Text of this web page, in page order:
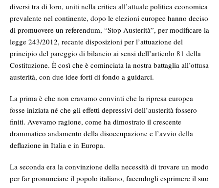
diversi tra di loro, uniti nella critica all’attuale politica economica
prevalente nel continente, dopo le elezioni europee hanno deciso
di promuovere un referendum, “Stop Austerità”, per modificare la
legge 243/2012, recante disposizioni per l’attuazione del
principio del pareggio di bilancio ai sensi dell’articolo 81 della
Costituzione. È così che è cominciata la nostra battaglia all’ottusa
austerità, con due idee forti di fondo a guidarci.
La prima è che non eravamo convinti che la ripresa europea
fosse iniziata né che gli effetti depressivi dell’austerità fossero
finiti. Avevamo ragione, come ha dimostrato il crescente
drammatico andamento della disoccupazione e l’avvio della
deflazione in Italia e in Europa.
La seconda era la convinzione della necessità di trovare un modo
per far pronunciare il popolo italiano, facendogli esprimere il suo